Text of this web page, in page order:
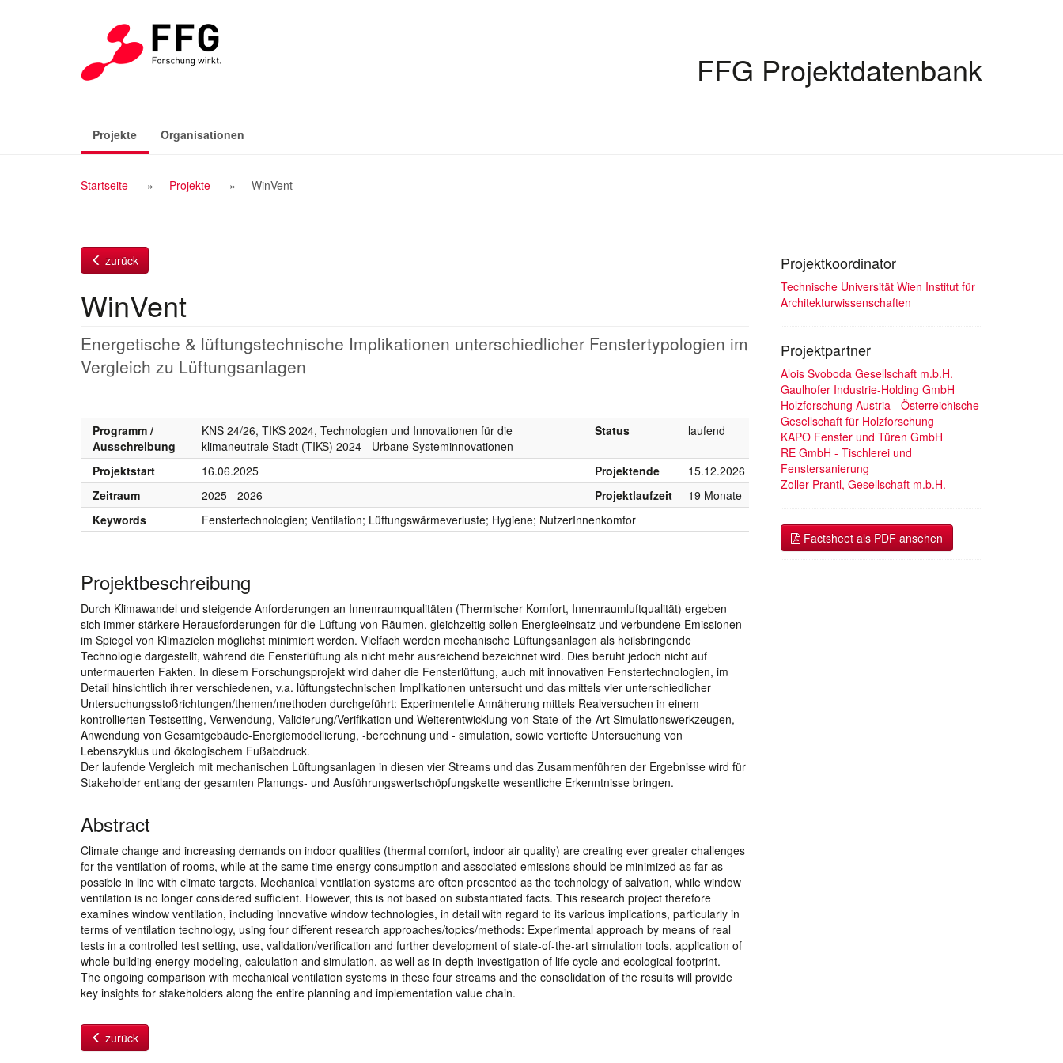
FFG Projektdatenbank
Projekte(aktiv)Organisationen
Breadcrumb
Startseite Projekte WinVent
zurück
WinVent
Energetische & lüftungstechnische Implikationen unterschiedlicher Fenstertypologien im
Vergleich zu Lüftungsanlagen
Programm /
Ausschreibung
KNS 24/26, TIKS 2024, Technologien und Innovationen für die
klimaneutrale Stadt (TIKS) 2024 - Urbane Systeminnovationen
Status laufend
Projektstart 16.06.2025 Projektende
15.12.2026
Zeitraum
2025 - 2026 Projektlaufzeit
19 Monate
Keywords
Fenstertechnologien; Ventilation; Lüftungswärmeverluste; Hygiene; NutzerInnenkomfor
Projektbeschreibung
Durch Klimawandel und steigende Anforderungen an Innenraumqualitäten (Thermischer Komfort, Innenraumluftqualität) ergeben
sich immer stärkere Herausforderungen für die Lüftung von Räumen, gleichzeitig sollen Energieeinsatz und verbundene Emissionen
im Spiegel von Klimazielen möglichst minimiert werden. Vielfach werden mechanische Lüftungsanlagen als heilsbringende
Technologie dargestellt, während die Fensterlüftung als nicht mehr ausreichend bezeichnet wird. Dies beruht jedoch nicht auf
untermauerten Fakten. In diesem Forschungsprojekt wird daher die Fensterlüftung, auch mit innovativen Fenstertechnologien, im
Detail hinsichtlich ihrer verschiedenen, v.a. lüftungstechnischen Implikationen untersucht und das mittels vier unterschiedlicher
Untersuchungsstoßrichtungen/themen/methoden durchgeführt: Experimentelle Annäherung mittels Realversuchen in einem
kontrollierten Testsetting, Verwendung, Validierung/Verifikation und Weiterentwicklung von State-of-the-Art Simulationswerkzeugen,
Anwendung von Gesamtgebäude-Energiemodellierung, -berechnung und - simulation, sowie vertiefte Untersuchung von
Lebenszyklus und ökologischem Fußabdruck.
Der laufende Vergleich mit mechanischen Lüftungsanlagen in diesen vier Streams und das Zusammenführen der Ergebnisse wird für
Stakeholder entlang der gesamten Planungs- und Ausführungswertschöpfungskette wesentliche Erkenntnisse bringen.
Abstract
Climate change and increasing demands on indoor qualities (thermal comfort, indoor air quality) are creating ever greater challenges
for the ventilation of rooms, while at the same time energy consumption and associated emissions should be minimized as far as
possible in line with climate targets. Mechanical ventilation systems are often presented as the technology of salvation, while window
ventilation is no longer considered sufficient. However, this is not based on substantiated facts. This research project therefore
examines window ventilation, including innovative window technologies, in detail with regard to its various implications, particularly in
terms of ventilation technology, using four different research approaches/topics/methods: Experimental approach by means of real
tests in a controlled test setting, use, validation/verification and further development of state-of-the-art simulation tools, application of
whole building energy modeling, calculation and simulation, as well as in-depth investigation of life cycle and ecological footprint.
The ongoing comparison with mechanical ventilation systems in these four streams and the consolidation of the results will provide
key insights for stakeholders along the entire planning and implementation value chain.
zurück
Projektkoordinator
Technische Universität Wien Institut für
Architekturwissenschaften
Projektpartner
Alois Svoboda Gesellschaft m.b.H.
Gaulhofer Industrie-Holding GmbH
Holzforschung Austria - Österreichische
Gesellschaft für Holzforschung
KAPO Fenster und Türen GmbH
RE GmbH - Tischlerei und
Fenstersanierung
Zoller-Prantl, Gesellschaft m.b.H.
Factsheet als PDF ansehen